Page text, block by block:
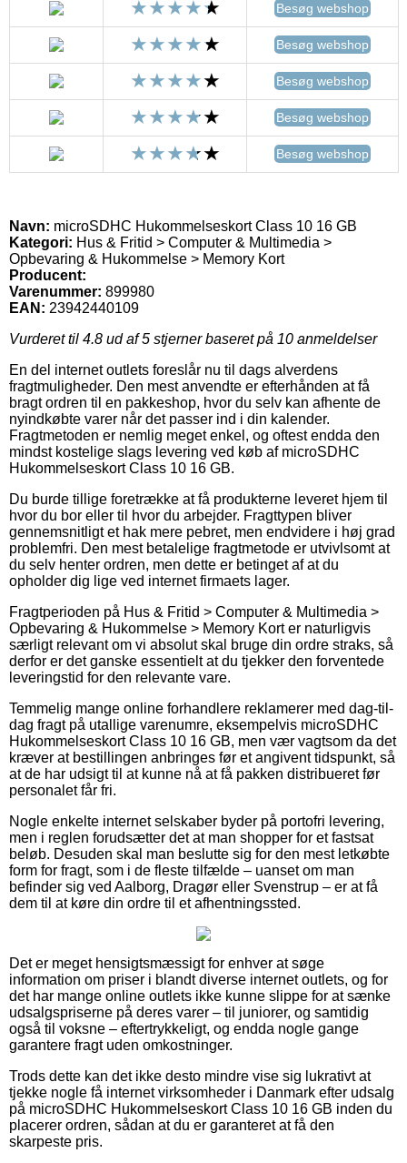
Besøg webshop
Besøg webshop
Besøg webshop
Besøg webshop
Besøg webshop
Navn: microSDHC Hukommelseskort Class 10 16 GB
Kategori: Hus & Fritid > Computer & Multimedia >
Opbevaring & Hukommelse > Memory Kort
Producent:
Varenummer: 899980
EAN: 23942440109
Vurderet til 4.8 ud af 5 stjerner baseret på 10 anmeldelser
En del internet outlets foreslår nu til dags alverdens
fragtmuligheder. Den mest anvendte er efterhånden at få
bragt ordren til en pakkeshop, hvor du selv kan afhente de
nyindkøbte varer når det passer ind i din kalender.
Fragtmetoden er nemlig meget enkel, og oftest endda den
mindst kostelige slags levering ved køb af microSDHC
Hukommelseskort Class 10 16 GB.
Du burde tillige foretrække at få produkterne leveret hjem til
hvor du bor eller til hvor du arbejder. Fragttypen bliver
gennemsnitligt et hak mere pebret, men endvidere i høj grad
problemfri. Den mest betalelige fragtmetode er utvivlsomt at
du selv henter ordren, men dette er betinget af at du
opholder dig lige ved internet firmaets lager.
Fragtperioden på Hus & Fritid > Computer & Multimedia >
Opbevaring & Hukommelse > Memory Kort er naturligvis
særligt relevant om vi absolut skal bruge din ordre straks, så
derfor er det ganske essentielt at du tjekker den forventede
leveringstid for den relevante vare.
Temmelig mange online forhandlere reklamerer med dag-til-
dag fragt på utallige varenumre, eksempelvis microSDHC
Hukommelseskort Class 10 16 GB, men vær vagtsom da det
kræver at bestillingen anbringes før et angivent tidspunkt, så
at de har udsigt til at kunne nå at få pakken distribueret før
personalet får fri.
Nogle enkelte internet selskaber byder på portofri levering,
men i reglen forudsætter det at man shopper for et fastsat
beløb. Desuden skal man beslutte sig for den mest letkøbte
form for fragt, som i de fleste tilfælde – uanset om man
befinder sig ved Aalborg, Dragør eller Svenstrup – er at få
dem til at køre din ordre til et afhentningssted.
Det er meget hensigtsmæssigt for enhver at søge
information om priser i blandt diverse internet outlets, og for
det har mange online outlets ikke kunne slippe for at sænke
udsalgspriserne på deres varer – til juniorer, og samtidig
også til voksne – eftertrykkeligt, og endda nogle gange
garantere fragt uden omkostninger.
Trods dette kan det ikke desto mindre vise sig lukrativt at
tjekke nogle få internet virksomheder i Danmark efter udsalg
på microSDHC Hukommelseskort Class 10 16 GB inden du
placerer ordren, sådan at du er garanteret at få den
skarpeste pris.